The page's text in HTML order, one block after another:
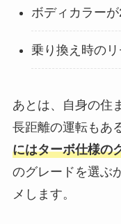
ボディカラー
乗り換え時の
あとは、自身の住
長距離の運転もあ
にはターボ仕様の
のグレードを選ぶ
メします。